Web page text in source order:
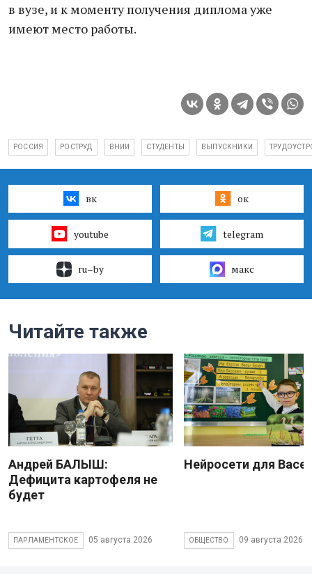
в вузе, и к моменту получения диплома уже
имеют место работы.
РОССИЯ РОСТРУД ВНИИ СТУДЕНТЫ ВЫПУСКНИКИ
вк ок
youtube telegram
ru–by макс
Читайте также
Андрей БАЛЫШ:
Дефицита картофеля не
будет
ПАРЛАМЕНТСКОЕ 05 августа 2026
Нейросети для
ОБЩЕСТВО 09 августа 2026